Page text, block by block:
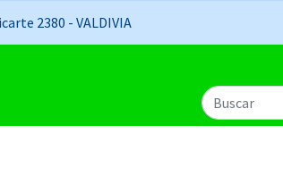
2380 - VALDIVIA